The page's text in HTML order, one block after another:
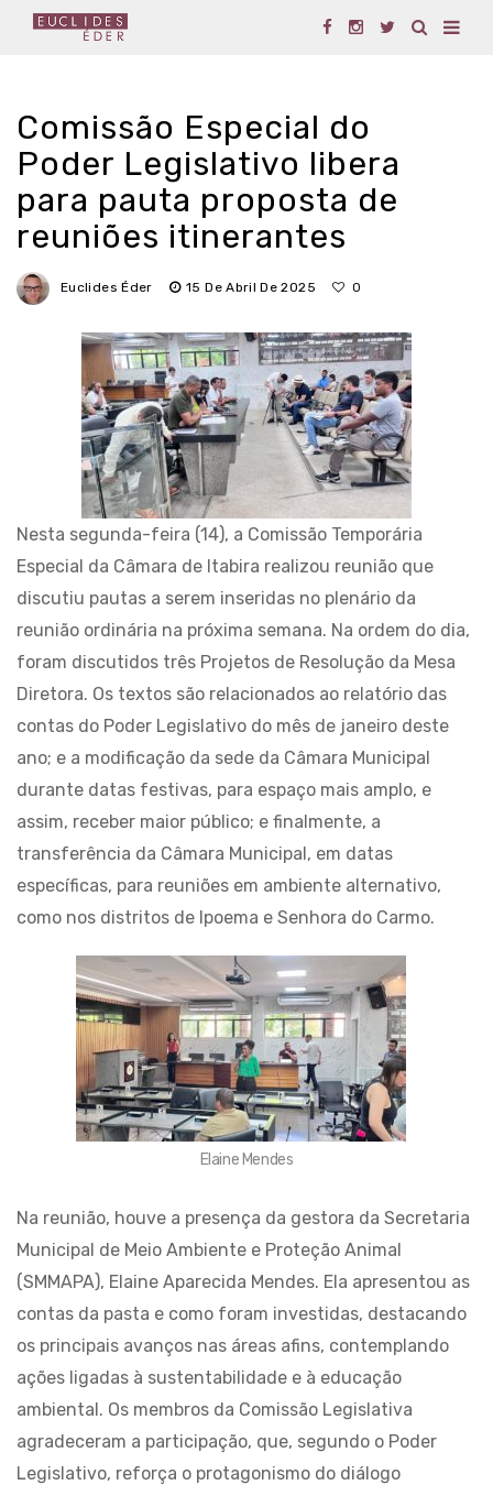
Comissão Especial do
Poder Legislativo libera
para pauta proposta de
reuniões itinerantes
Euclides Éder 15 De Abril De 2025 0
Nesta segunda-feira (14), a Comissão Temporária
Especial da Câmara de Itabira realizou reunião que
discutiu pautas a serem inseridas no plenário da
reunião ordinária na próxima semana. Na ordem do dia,
foram discutidos três Projetos de Resolução da Mesa
Diretora. Os textos são relacionados ao relatório das
contas do Poder Legislativo do mês de janeiro deste
ano; e a modificação da sede da Câmara Municipal
durante datas festivas, para espaço mais amplo, e
assim, receber maior público; e finalmente, a
transferência da Câmara Municipal, em datas
específicas, para reuniões em ambiente alternativo,
como nos distritos de Ipoema e Senhora do Carmo.
Elaine Mendes
Na reunião, houve a presença da gestora da Secretaria
Municipal de Meio Ambiente e Proteção Animal
(SMMAPA), Elaine Aparecida Mendes. Ela apresentou as
contas da pasta e como foram investidas, destacando
os principais avanços nas áreas afins, contemplando
ações ligadas à sustentabilidade e à educação
ambiental. Os membros da Comissão Legislativa
agradeceram a participação, que, segundo o Poder
Legislativo, reforça o protagonismo do diálogo